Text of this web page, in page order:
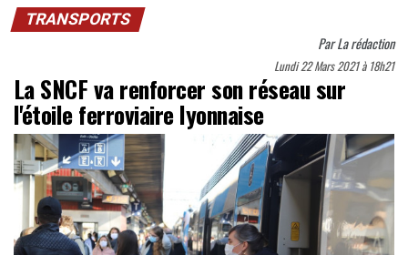
TRANSPORTS
ParLa rédaction
Lundi 22 Mars 2021 à 18h21
La SNCF va renforcer son réseau sur
l'étoile ferroviaire lyonnaise